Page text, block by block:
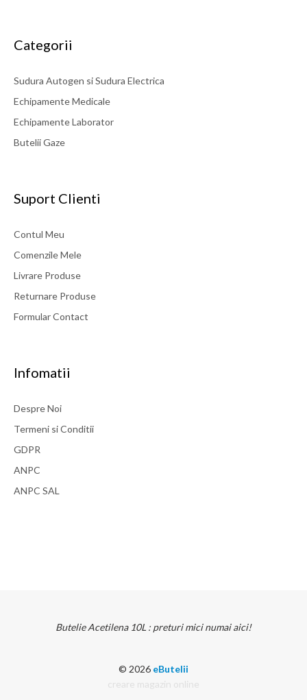
Categorii
Sudura Autogen si Sudura Electrica
Echipamente Medicale
Echipamente Laborator
Butelii Gaze
Suport Clienti
Contul Meu
Comenzile Mele
Livrare Produse
Returnare Produse
Formular Contact
Infomatii
Despre Noi
Termeni si Conditii
GDPR
ANPC
ANPC SAL
Butelie Acetilena 10L : preturi mici numai aici!
© 2026 eButelii
creare magazin online